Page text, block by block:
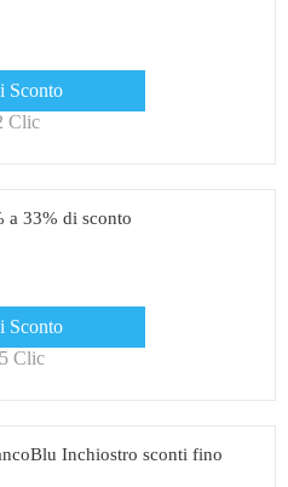
Sconto
Clic
a 33% di sconto
Sconto
Clic
Inchiostro sconti fino